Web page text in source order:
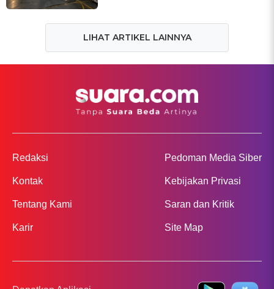
LIHAT ARTIKEL LAINNYA
Redaksi
Kontak
Tentang Kami
Karir
Pedoman Media Siber
Kebijakan Privasi
Saran dan Kritik
Site Map